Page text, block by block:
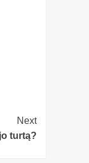
Next
turtą?